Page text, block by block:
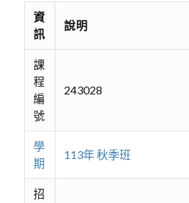
資
訊
說明
課
程
編
號
243028
學
期
113年 秋季班
招